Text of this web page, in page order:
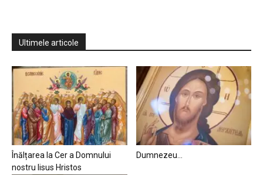
Ultimele articole
Înălțarea la Cer a Domnului
nostru Iisus Hristos
Dumnezeu…